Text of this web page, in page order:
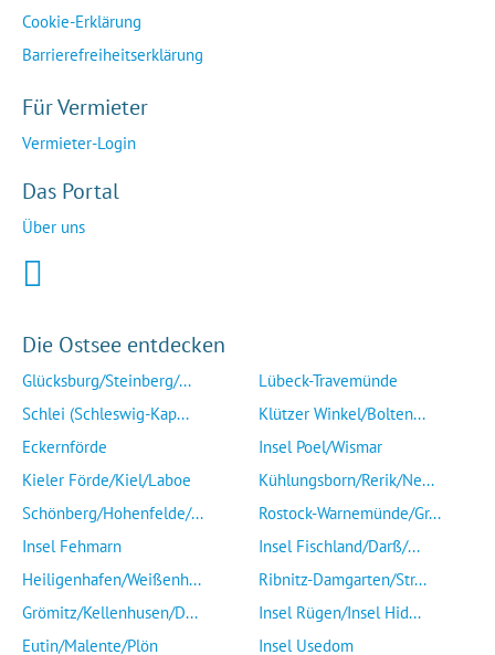
Cookie-Erklärung
Barrierefreiheitserklärung
Für Vermieter
Vermieter-Login
Das Portal
Über uns
Die Ostsee entdecken
Glücksburg/Steinberg/...
Schlei (Schleswig-Kap...
Eckernförde
Kieler Förde/Kiel/Laboe
Schönberg/Hohenfelde/...
Insel Fehmarn
Heiligenhafen/Weißenh...
Grömitz/Kellenhusen/D...
Eutin/Malente/Plön
Lübeck-Travemünde
Klützer Winkel/Bolten...
Insel Poel/Wismar
Kühlungsborn/Rerik/Ne...
Rostock-Warnemünde/Gr...
Insel Fischland/Darß/...
Ribnitz-Damgarten/Str...
Insel Rügen/Insel Hid...
Insel Usedom